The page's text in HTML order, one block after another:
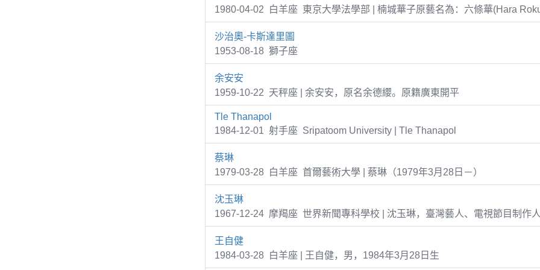
1980-04-02 白羊座 東京大學法學部 | 楠城華子原藝名為：六條華(Hara
沙治奧-卡斯達里圖
1953-08-18 獅子座
余安安
1959-10-22 天秤座 | 余安安，原名余德纓。原籍廣東開平
Tle Thanapol
1984-12-01 射手座 Sripatoom University | Tle Thanapol
蔡琳
1979-03-28 白羊座 首爾藝術大學 | 蔡琳（1979年3月28日－）
沈玉琳
1967-12-24 摩羯座 世界新聞專科學校 | 沈玉琳，臺灣藝人、電視節目制作
王自健
1984-03-28 白羊座 | 王自健，男，1984年3月28日生